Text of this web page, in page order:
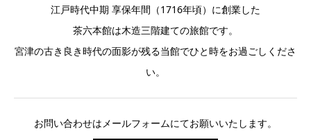
江戸時代中期 享保年間（1716年頃）に創業した
茶六本館は木造三階建ての旅館です。
宮津の古き良き時代の面影が残る当館でひと時をお過ごしくださ
い。
お問い合わせはメールフォームにてお願いいたします。